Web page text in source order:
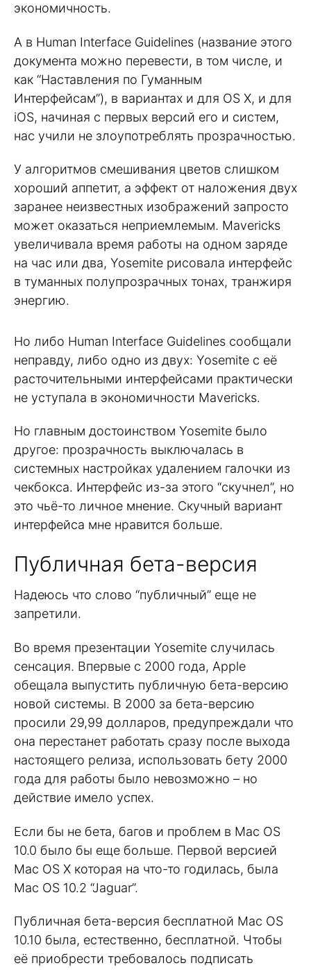
экономичность.
А в Human Interface Guidelines (название этого
документа можно перевести, в том числе, и
как “Наставления по Гуманным
Интерфейсам”), в вариантах и для OS X, и для
iOS, начиная с первых версий его и систем,
нас учили не злоупотреблять прозрачностью.
У алгоритмов смешивания цветов слишком
хороший аппетит, а эффект от наложения двух
заранее неизвестных изображений запросто
может оказаться неприемлемым. Mavericks
увеличивала время работы на одном заряде
на час или два, Yosemite рисовала интерфейс
в туманных полупрозрачных тонах, транжиря
энергию.
Но либо Human Interface Guidelines сообщали
неправду, либо одно из двух: Yosemite с её
расточительными интерфейсами практически
не уступала в экономичности Mavericks.
Но главным достоинством Yosemite было
другое: прозрачность выключалась в
системных настройках удалением галочки из
чекбокса. Интерфейс из-за этого “скучнел”, но
это чьё-то личное мнение. Скучный вариант
интерфейса мне нравится больше.
Публичная бета-версия
Надеюсь что слово “публичный” еще не
запретили.
Во время презентации Yosemite случилась
сенсация. Впервые с 2000 года, Apple
обещала выпустить публичную бета-версию
новой системы. В 2000 за бета-версию
просили 29,99 долларов, предупреждали что
она перестанет работать сразу после выхода
настоящего релиза, использовать бету 2000
года для работы было невозможно – но
действие имело успех.
Если бы не бета, багов и проблем в Mac OS
10.0 было бы еще больше. Первой версией
Mac OS X которая на что-то годилась, была
Mac OS 10.2 “Jaguar”.
Публичная бета-версия бесплатной Mac OS
10.10 была, естественно, бесплатной. Чтобы
её приобрести требовалось подписать